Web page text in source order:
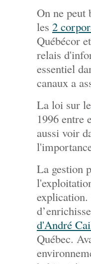
On ne peut
les 2
Québécor
relais
essentiel
canaux a
La loi sur le
1996 entre
aussi voir
La gestion
explication.
d'André
Québec.